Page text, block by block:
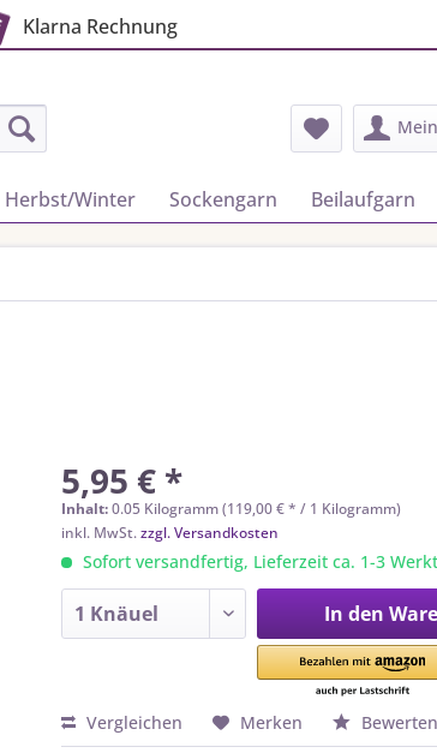
Klarna Rechnung
Herbst/Winter Sockengarn Beilaufgarn
5,95 € *
Inhalt:0.05 Kilogramm (119,00 € * / 1 Kilogramm)
inkl. MwSt.zzgl. Versandkosten
Sofort versandfertig, Lieferzeit ca. 1-3
In den
Vergleichen Merken Bewerten